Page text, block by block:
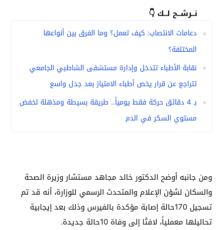
نــرشــح لــك 👇
دعامات الانتصاب: كيف تعمل؟ وما الفرق بين أنواعها
المختلفة؟
نقابة الأطباء تتدخل وإدارة مستشفى الشاطبي الجامعي
تتراجع عن قرار يخص أطباء الامتياز بعد جدل واسع
بـ 4 دقائق حركة فقط يومياً.. طريقة بسيطة ومذهلة لخفض
مستوي السكر في الدم
ومن جانبه أوضح الدكتور خالد مجاهد مستشار وزيرة الصحة
والسكان لشؤن الإعلام والمتحدث الرسمي للوزارة، أنه قد تم
تسجيل 170حالة إصابة مؤكدة بالفيرس وذلك بعد إيجابية
تحاليلها معملياً، لافتًا إلى وفاة 10حالة جديدة.